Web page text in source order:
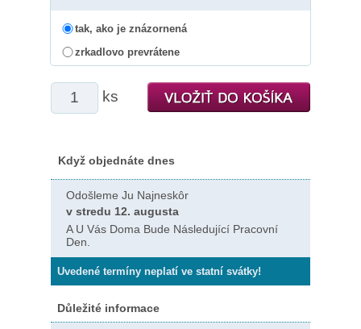
tak, ako je znázornená
zrkadlovo prevrátene
ks
Když objednáte dnes
Odošleme Ju Najneskôr
v stredu 12. augusta
A U Vás Doma Bude Následující Pracovní
Den.
Uvedené termíny neplatí ve statní svátky!
Důležité informace